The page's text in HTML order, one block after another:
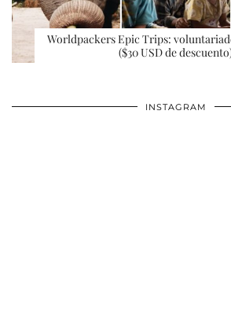
Worldpackers Epic Trips:
($30 USD de
INSTAGRAM